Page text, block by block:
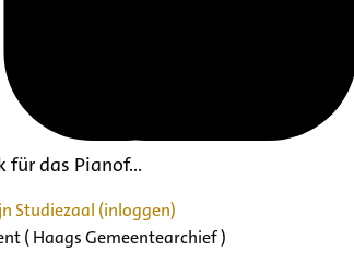
für das Pianof...
Studiezaal (inloggen)
( Haags Gemeentearchief )